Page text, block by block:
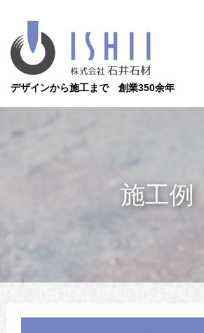
デザインから施工まで 創業350余年
施工例